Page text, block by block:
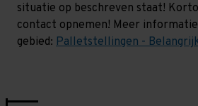
situatie op beschreven staat!
contact opnemen! Meer
gebied: Palletstellingen -